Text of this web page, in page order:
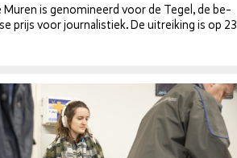
Muren is ge­no­mi­neerd voor de Tegel, de be­
prijs voor jour­na­lis­tiek. De uit­rei­king is op 23